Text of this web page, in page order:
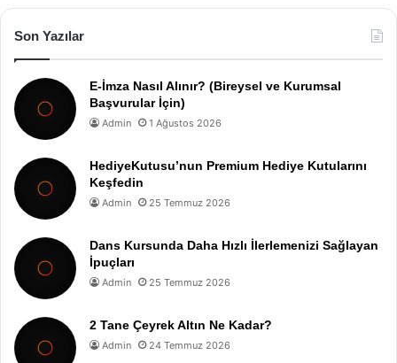
Son Yazılar
E-İmza Nasıl Alınır? (Bireysel ve Kurumsal
Başvurular İçin)
Admin 1 Ağustos 2026
HediyeKutusu’nun Premium Hediye Kutularını
Keşfedin
Admin 25 Temmuz 2026
Dans Kursunda Daha Hızlı İlerlemenizi Sağlayan
İpuçları
Admin 25 Temmuz 2026
2 Tane Çeyrek Altın Ne Kadar?
Admin 24 Temmuz 2026